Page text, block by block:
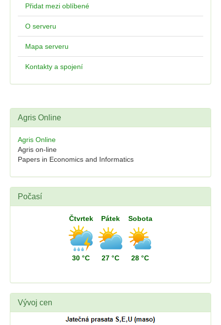
Přidat mezi oblíbené
O serveru
Mapa serveru
Kontakty a spojení
Agris Online
Agris Online
Agris on-line
Papers in Economics and Informatics
Počasí
Čtvrtek
30 °C
Pátek
27 °C
Sobota
28 °C
Vývoj cen